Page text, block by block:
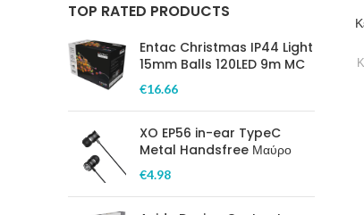
TOP RATED PRODUCTS
Entac Christmas IP44 Light
15mm Balls 120LED 9m MC
€16.66
XO EP56 in-ear TypeC
Metal Handsfree Μαύρο
€4.98